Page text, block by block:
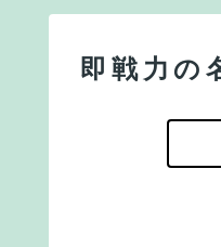
即戦力の